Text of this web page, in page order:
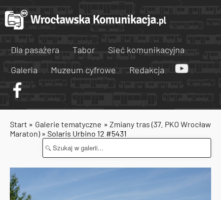
Dla pasażera Tabor
Sieć komunikacyjna
Galeria
Muzeum cyfrowe Redakcja
Start » Galerie tematyczne »Zmiany tras (37. PKO Wrocław
Maraton)» Solaris Urbino 12 #5431